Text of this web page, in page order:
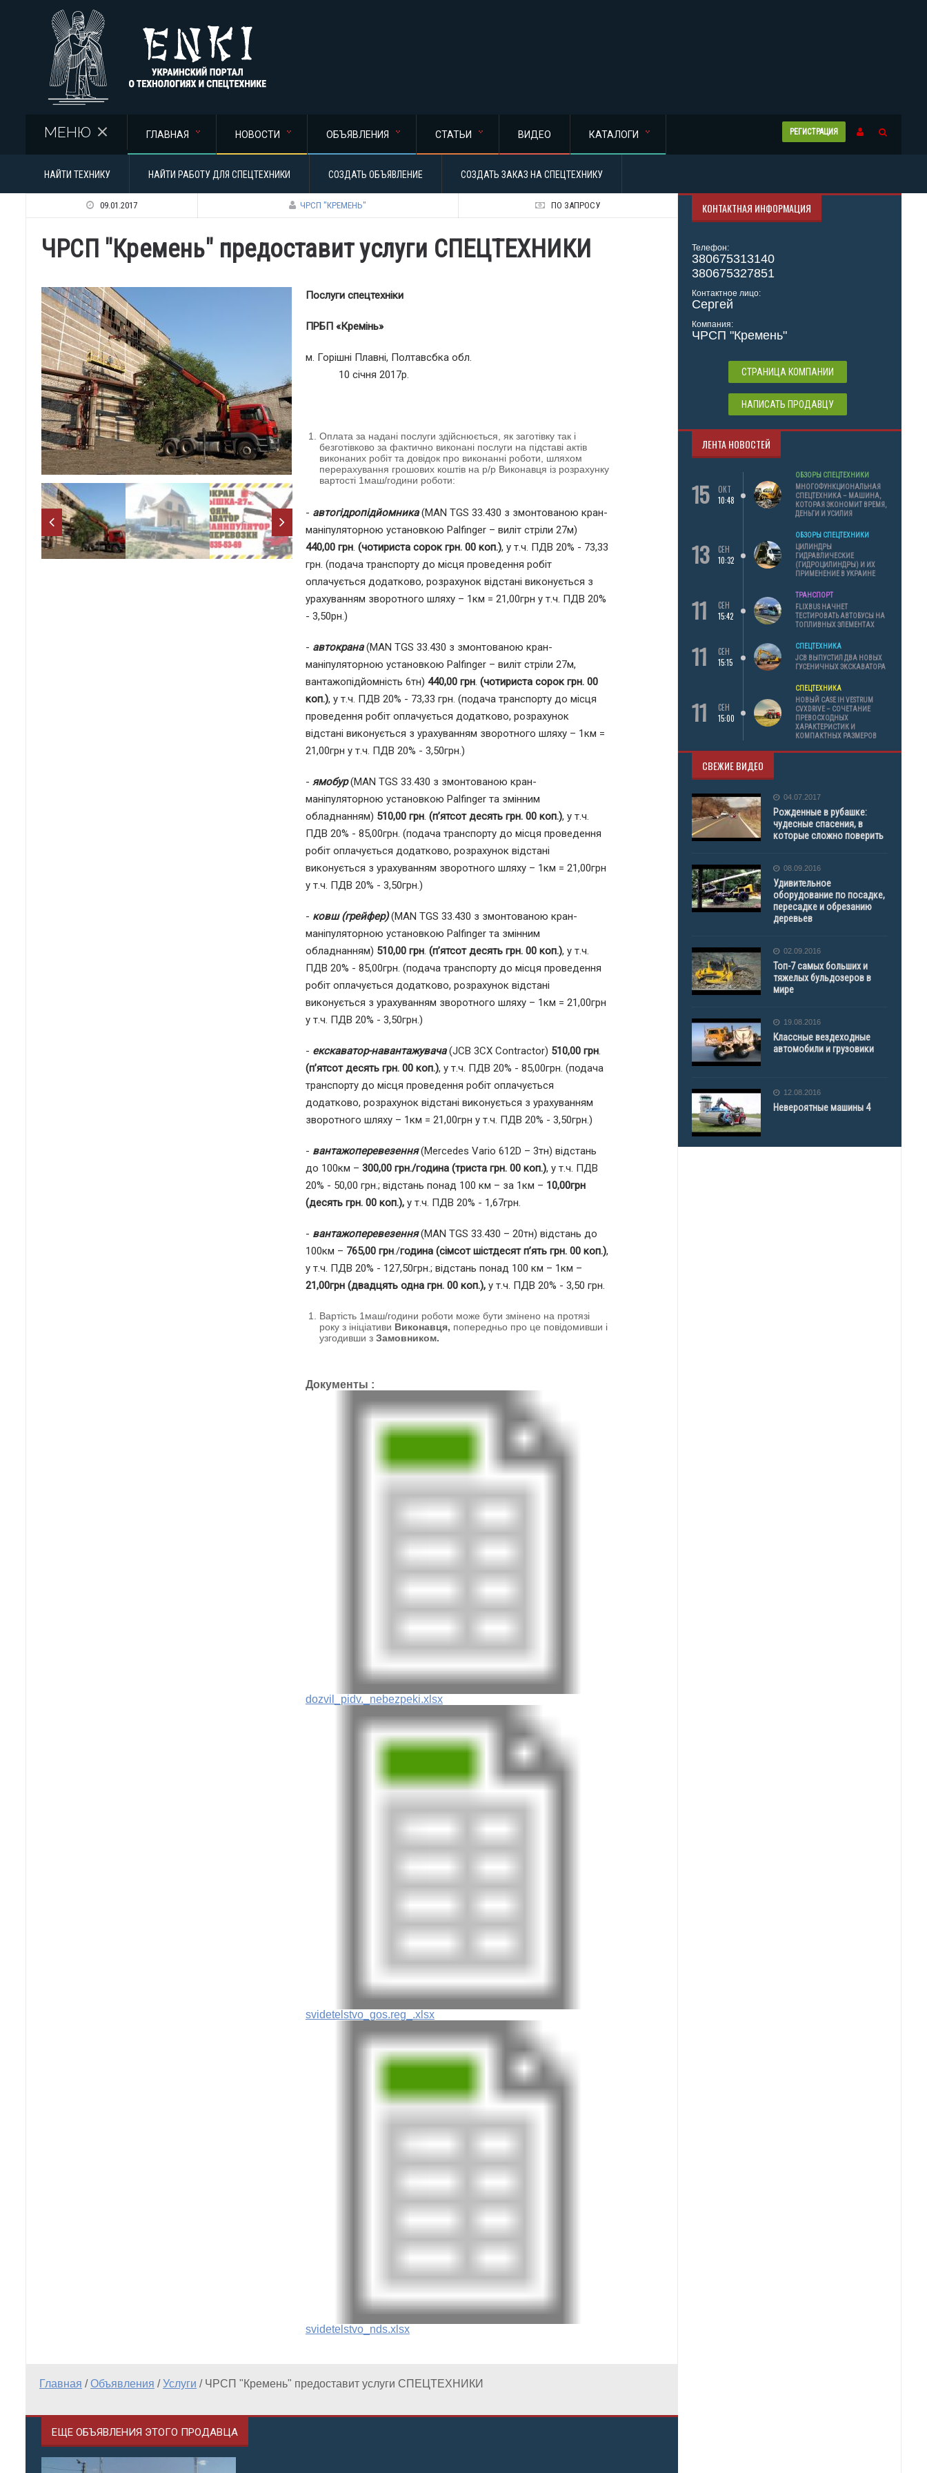
РЕГИСТРАЦИЯ
МЕНЮ ГЛАВНАЯ НОВОСТИ ОБЪЯВЛЕНИЯ СТАТЬИ ВИДЕО КАТАЛОГИ
НАЙТИ ТЕХНИКУ НАЙТИ РАБОТУ ДЛЯ СПЕЦТЕХНИКИ СОЗДАТЬ ОБЪЯВЛЕНИЕ СОЗДАТЬ ЗАКАЗ НА СПЕЦТЕХНИКУ
09.01.2017 ЧРСП "КРЕМЕНЬ" ПО ЗАПРОСУ
ЧРСП "Кремень" предоставит услуги СПЕЦТЕХНИКИ
Послуги спецтехніки
ПРБП «Кремінь»
м. Горішні Плавні, Полтавсбка обл.
10 січня 2017р.
Оплата за надані послуги здійснюється, як заготівку так і
безготівково за фактично виконані послуги на підставі актів
виконаних робіт та довідок про виконанні роботи, шляхом
перерахування грошових коштів на р/р Виконавця із розрахунку
вартості 1маш/години роботи:
- автогідропідйомника(MAN TGS 33.430 з змонтованою кран-
маніпуляторною установкою Palfinger – виліт стріли 27м)
440,00 грн. (чотириста сорок грн. 00 коп.), у т.ч. ПДВ 20% - 73,33
грн. (подача транспорту до місця проведення робіт
оплачується додатково, розрахунок відстані виконується з
урахуванням зворотного шляху – 1км = 21,00грн у т.ч. ПДВ 20%
- 3,50рн.)
- автокрана(MAN TGS 33.430 з змонтованою кран-
маніпуляторною установкою Palfinger – виліт стріли 27м,
вантажопідйомність 6тн) 440,00 грн. (чотириста сорок грн. 00
коп.), у т.ч. ПДВ 20% - 73,33 грн. (подача транспорту до місця
проведення робіт оплачується додатково, розрахунок
відстані виконується з урахуванням зворотного шляху – 1км =
21,00грн у т.ч. ПДВ 20% - 3,50грн.)
- ямобур(MAN TGS 33.430 з змонтованою кран-
маніпуляторною установкою Palfinger та змінним
обладнанням) 510,00 грн. (п’ятсот десять грн. 00 коп.), у т.ч.
ПДВ 20% - 85,00грн. (подача транспорту до місця проведення
робіт оплачується додатково, розрахунок відстані
виконується з урахуванням зворотного шляху – 1км = 21,00грн
у т.ч. ПДВ 20% - 3,50грн.)
- ковш (грейфер)(MAN TGS 33.430 з змонтованою кран-
маніпуляторною установкою Palfinger та змінним
обладнанням) 510,00 грн. (п’ятсот десять грн. 00 коп.), у т.ч.
ПДВ 20% - 85,00грн. (подача транспорту до місця проведення
робіт оплачується додатково, розрахунок відстані
виконується з урахуванням зворотного шляху – 1км = 21,00грн
у т.ч. ПДВ 20% - 3,50грн.)
- екскаватор-навантажувача(JCB 3CX Contractor) 510,00 грн.
(п’ятсот десять грн. 00 коп.), у т.ч. ПДВ 20% - 85,00грн. (подача
транспорту до місця проведення робіт оплачується
додатково, розрахунок відстані виконується з урахуванням
зворотного шляху – 1км = 21,00грн у т.ч. ПДВ 20% - 3,50грн.)
- вантажоперевезення(Mercedes Vario 612D – 3тн) відстань
до 100км – 300,00 грн./година (триста грн. 00 коп.), у т.ч. ПДВ
20% - 50,00 грн.; відстань понад 100 км – за 1км – 10,00грн
(десять грн. 00 коп.), у т.ч. ПДВ 20% - 1,67грн.
- вантажоперевезення(МAN TGS 33.430 – 20тн) відстань до
100км – 765,00 грн./година (сімсот шістдесят п’ять грн. 00 коп.),
у т.ч. ПДВ 20% - 127,50грн.; відстань понад 100 км – 1км –
21,00грн (двадцять одна грн. 00 коп.), у т.ч. ПДВ 20% - 3,50 грн.
Вартість 1маш/години роботи може бути змінено на протязі
року з ініціативи Виконавця, попередньо про це повідомивши і
узгодивши з Замовником.
Документы :
dozvil_pidv._nebezpeki.xlsx
svidetelstvo_gos.reg_.xlsx
svidetelstvo_nds.xlsx
Главная /Объявления /Услуги / ЧРСП "Кремень" предоставит услуги СПЕЦТЕХНИКИ
ЕЩЕ ОБЪЯВЛЕНИЯ ЭТОГО ПРОДАВЦА
КОНТАКТНАЯ ИНФОРМАЦИЯ
Телефон:
380675313140
380675327851
Контактное лицо:
Сергей
Компания:
ЧРСП "Кремень"
СТРАНИЦА КОМПАНИИ
НАПИСАТЬ ПРОДАВЦУ
ЛЕНТА НОВОСТЕЙ
15
ОКТ
10:48
ОБЗОРЫ СПЕЦТЕХНИКИ
МНОГОФУНКЦИОНАЛЬНАЯ
СПЕЦТЕХНИКА – МАШИНА,
КОТОРАЯ ЭКОНОМИТ ВРЕМЯ,
ДЕНЬГИ И УСИЛИЯ
13
СЕН
10:32
ОБЗОРЫ СПЕЦТЕХНИКИ
ЦИЛИНДРЫ
ГИДРАВЛИЧЕСКИЕ
(ГИДРОЦИЛИНДРЫ) И ИХ
ПРИМЕНЕНИЕ В УКРАИНЕ
11
СЕН
15:42
ТРАНСПОРТ
FLIXBUS НАЧНЕТ
ТЕСТИРОВАТЬ АВТОБУСЫ НА
ТОПЛИВНЫХ ЭЛЕМЕНТАХ
11
СЕН
15:15
СПЕЦТЕХНИКА
JCB ВЫПУСТИЛ ДВА НОВЫХ
ГУСЕНИЧНЫХ ЭКСКАВАТОРА
11
СЕН
15:00
СПЕЦТЕХНИКА
НОВЫЙ CASE IH VESTRUM
CVXDRIVE – СОЧЕТАНИЕ
ПРЕВОСХОДНЫХ
ХАРАКТЕРИСТИК И
КОМПАКТНЫХ РАЗМЕРОВ
СВЕЖИЕ ВИДЕО
04.07.2017
Рожденные в рубашке:
чудесные спасения, в
которые сложно поверить
08.09.2016
Удивительное
оборудование по посадке,
пересадке и обрезанию
деревьев
02.09.2016
Топ-7 самых больших и
тяжелых бульдозеров в
мире
19.08.2016
Классные вездеходные
автомобили и грузовики
12.08.2016
Невероятные машины 4